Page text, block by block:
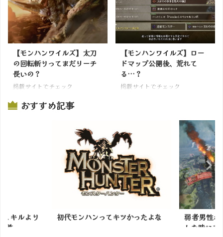
【モンハンワイルズ】太刀
の回転斬りってまだリーチ
長いの？
掲載サイトでチェック
【モンハンワイルズ】ロー
ドマップ公開後、荒れて
る…？
掲載サイトでチェック
おすすめ記事
キルより
鉄...
初代モンハンってキツかったよな
弱者男性
した時に